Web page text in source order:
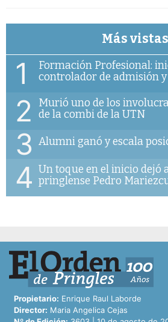
Más vistas
1
Formación Profesional:
controlador de admisión
2
Murió uno de los
de la combi de la UTN
3 Alumni ganó y escala
4 Un toque en el inicio dejó
pringlense Pedro
Propietario: Enrique Raul Laborde
Director: Maria Angelica Cejas